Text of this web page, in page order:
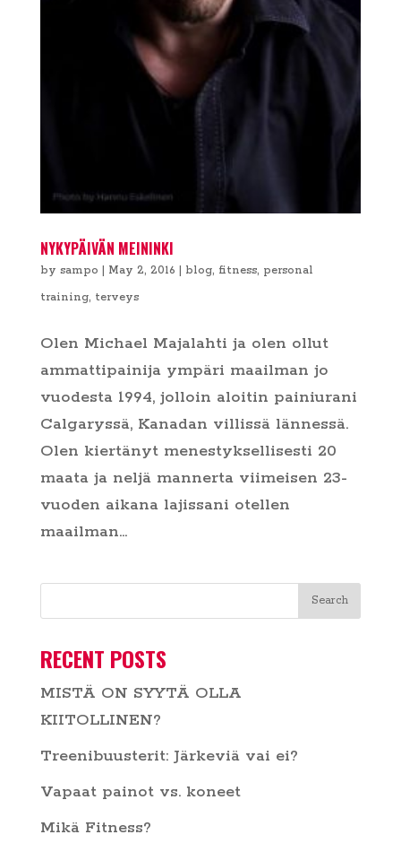
NYKYPÄIVÄN MEININKI
by sampo May 2, 2016 blog, fitness, personal
training, terveys
Olen Michael Majalahti ja olen ollut
ammattipainija ympäri maailman jo
vuodesta 1994, jolloin aloitin painiurani
Calgaryssä, Kanadan villissä lännessä.
Olen kiertänyt menestyksellisesti 20
maata ja neljä mannerta viimeisen 23-
vuoden aikana lajissani otellen
maailman...
RECENT POSTS
MISTÄ ON SYYTÄ OLLA
KIITOLLINEN?
Treenibuusterit: Järkeviä vai ei?
Vapaat painot vs. koneet
Mikä Fitness?